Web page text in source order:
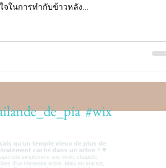
จในการทำกับข้าวหลัง...
#wix